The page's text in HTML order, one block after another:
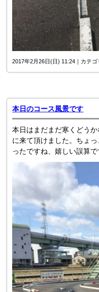
2017年2月26日(日) 11:24｜カテゴ
本日のコース風景です
本日はまだまだ寒くどう
に来て頂けました。ちょ
ったですね、嬉しい誤算